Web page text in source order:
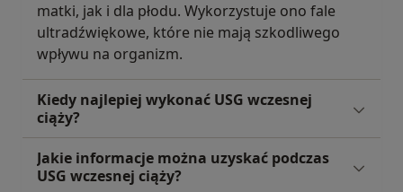
matki, jak i dla płodu. Wykorzystuje ono fale
ultradźwiękowe, które nie mają szkodliwego
wpływu na organizm.
Kiedy najlepiej wykonać USG wczesnej
ciąży?
Jakie informacje można uzyskać podczas
USG wczesnej ciąży?